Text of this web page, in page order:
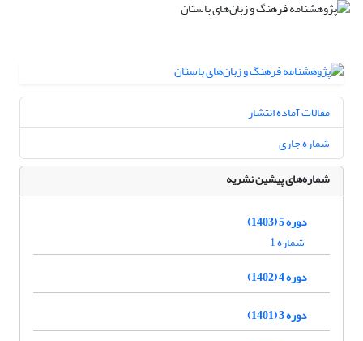
مقالات آماده انتشار
شماره جاری
شماره‌های پیشین نشریه
دوره 5 (1403)
شماره 1
دوره 4 (1402)
دوره 3 (1401)